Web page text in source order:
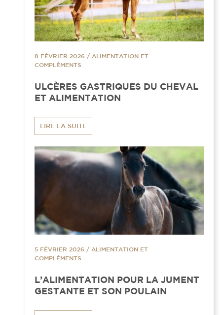
8 FÉVRIER 2026 / ALIMENTATION ET
COMPLÉMENTS
ULCÈRES GASTRIQUES DU CHEVAL
ET ALIMENTATION
LIRE LA SUITE
5 FÉVRIER 2026 / ALIMENTATION ET
COMPLÉMENTS
L’ALIMENTATION POUR LA JUMENT
GESTANTE ET SON POULAIN